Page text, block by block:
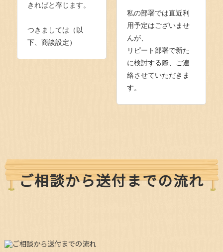
きればと存じます。
つきましては（以
下、商談設定）
私の部署では直近利
用予定はございませ
んが、
リピート部署で新た
に検討する際、ご連
絡させていただきま
す。
ご相談から送付までの流れ